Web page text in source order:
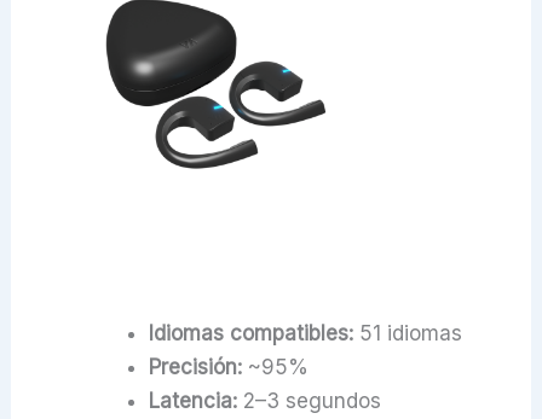
Idiomas compatibles:51 idiomas
Precisión:~95%
Latencia:2–3 segundos